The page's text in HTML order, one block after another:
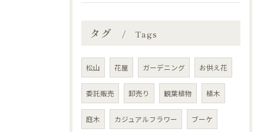
タグ Tags
松山 花屋 ガーデニング お供え花
委託販売 卸売り 観葉植物 植木
庭木 カジュアルフラワー ブーケ